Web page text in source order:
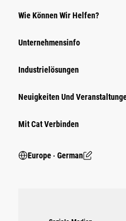
Wie Können Wir Helfen?
Unternehmensinfo
Industrielösungen
Neuigkeiten Und
Mit Cat Verbinden
Europe ‧ German